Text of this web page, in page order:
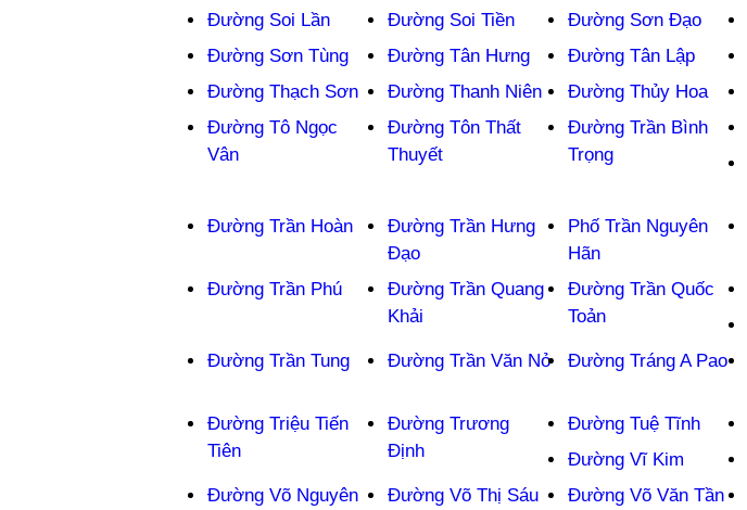
Đường Soi Lần
Đường Soi Tiền Đường Sơn Đạo
Đường Sơn Tùng
Đường Tân Hưng Đường Tân Lập
Đường Thạch Sơn
Đường Thanh Niên Đường Thủy Hoa
Đường Tô Ngọc
Vân
Đường Tôn Thất
Thuyết
Đường Trần Bình
Trọng
Đường Trần Hoàn
Đường Trần Hưng
Đạo
Phố Trần Nguyên
Hãn
Đường Trần Phú
Đường Trần Quang
Khải
Đường Trần Quốc
Toản
Đường Trần Tung
Đường Trần Văn Nỏ Đường Tráng A Pao
Đường Triệu Tiến
Tiên
Đường Trương
Định
Đường Tuệ Tĩnh
Đường Vĩ Kim
Đường Võ Nguyên
Đường Võ Thị Sáu Đường Võ Văn Tần